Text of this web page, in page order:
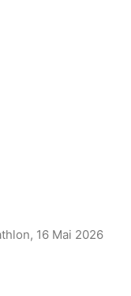
16 Mai 2026